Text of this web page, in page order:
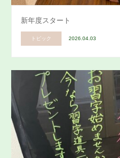
新年度スタート
トピック 2026.04.03